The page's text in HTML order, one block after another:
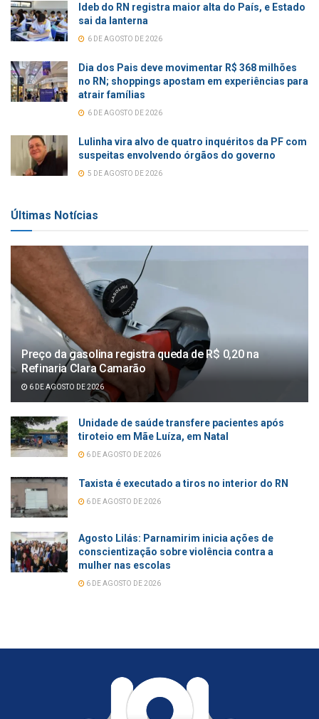
Ideb do RN registra maior alta do País, e Estado
sai da lanterna
6 DE AGOSTO DE 2026
Dia dos Pais deve movimentar R$ 368 milhões
no RN; shoppings apostam em experiências para
atrair famílias
6 DE AGOSTO DE 2026
Lulinha vira alvo de quatro inquéritos da PF com
suspeitas envolvendo órgãos do governo
5 DE AGOSTO DE 2026
Últimas Notícias
Preço da gasolina registra queda de R$ 0,20 na
Refinaria Clara Camarão
6 DE AGOSTO DE 2026
Unidade de saúde transfere pacientes após
tiroteio em Mãe Luíza, em Natal
6 DE AGOSTO DE 2026
Taxista é executado a tiros no interior do RN
6 DE AGOSTO DE 2026
Agosto Lilás: Parnamirim inicia ações de
conscientização sobre violência contra a
mulher nas escolas
6 DE AGOSTO DE 2026